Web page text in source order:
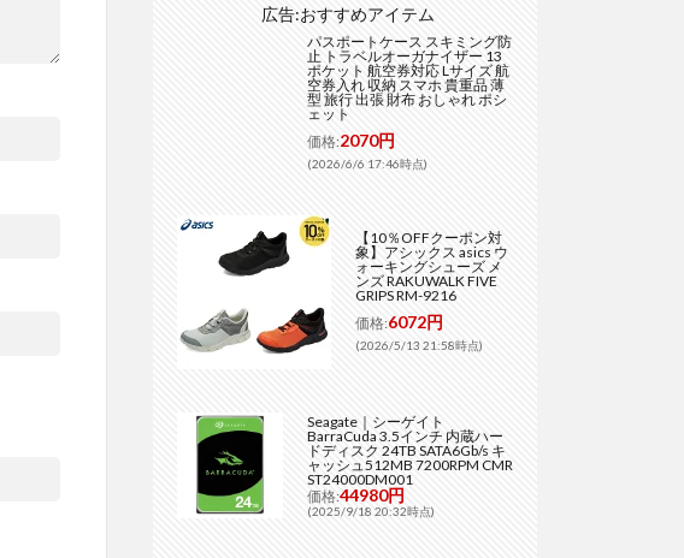
広告:おすすめアイテム
パスポートケース スキミング防
止 トラベルオーガナイザー 13
ポケット 航空券対応 Lサイズ 航
空券入れ 収納 スマホ 貴重品 薄
型 旅行 出張 財布 おしゃれ ポシ
ェット
価格:2070円
(2026/6/6 17:46時点)
【10％OFFクーポン対
象】アシックス asics ウ
ォーキングシューズ メ
ンズ RAKUWALK FIVE
GRIPS RM-9216
価格:6072円
(2026/5/13 21:58時点)
Seagate｜シーゲイト
BarraCuda 3.5インチ 内蔵ハー
ドディスク 24TB SATA6Gb/s キ
ャッシュ512MB 7200RPM CMR
ST24000DM001
価格:44980円
(2025/9/18 20:32時点)